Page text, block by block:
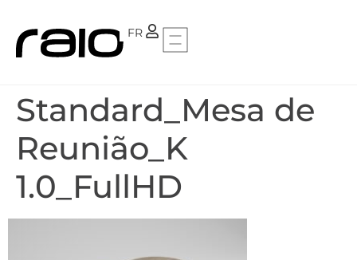
FR
PT
Standard_Mesa de
Reunião_K
1.0_FullHD